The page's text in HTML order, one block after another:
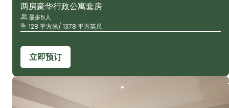
两房豪华行政公寓套房
最多5人
128 平方米/ 1378 平方英尺
立即预订